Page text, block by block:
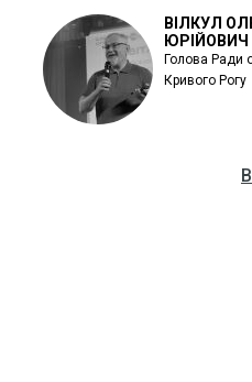
ВІЛКУЛ
ЮРІЙОВИЧ
Голова Ради
Кривого Рогу